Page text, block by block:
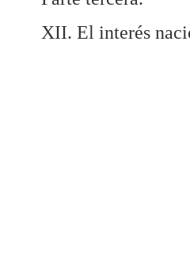
XII. El interés